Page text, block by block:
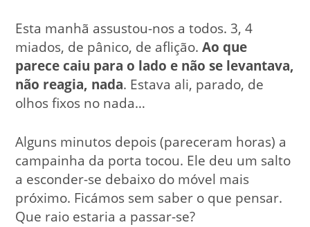
Esta manhã assustou-nos a todos. 3, 4
miados, de pânico, de aflição.Ao que
parece caiu para o lado e não se levantava,
não reagia, nada. Estava ali, parado, de
olhos fixos no nada…
Alguns minutos depois (pareceram horas) a
campainha da porta tocou. Ele deu um salto
a esconder-se debaixo do móvel mais
próximo. Ficámos sem saber o que pensar.
Que raio estaria a passar-se?